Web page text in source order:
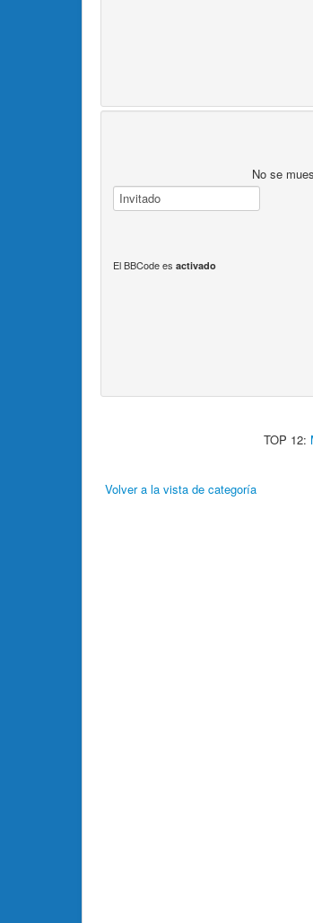
No se
El BBCode es activado
TOP 12:
Volver a la vista de categoría